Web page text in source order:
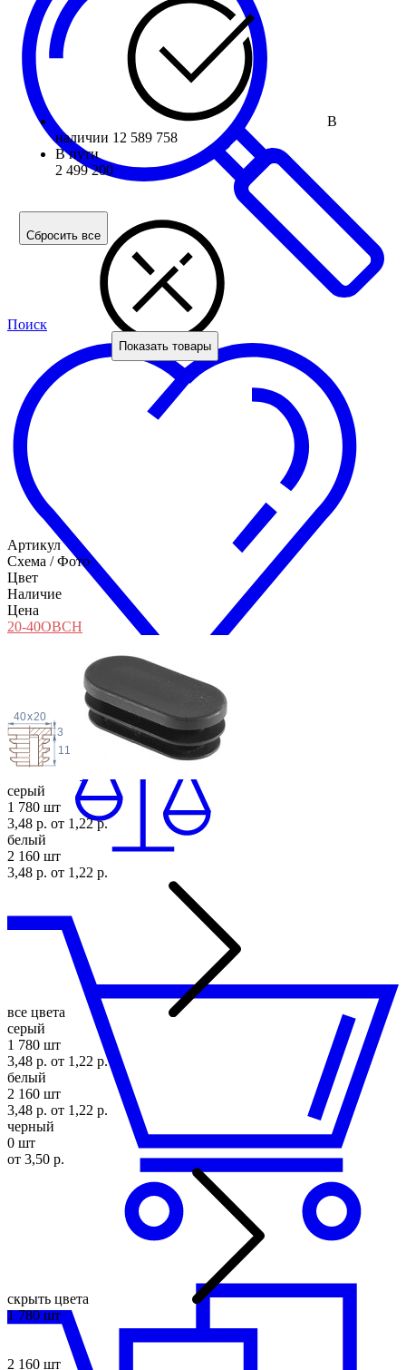
Поиск
В
наличии 12 589 758
В пути
2 499 200
Сбросить все
Показать товары
Артикул
Схема / Фото
Цвет
Наличие
Цена
20-40ОВСН
3
11
20
x
40
серый
1 780 шт
3,48 р. от 1,22 р.
белый
2 160 шт
3,48 р. от 1,22 р.
все цвета
серый
1 780 шт
3,48 р. от 1,22 р.
белый
2 160 шт
3,48 р. от 1,22 р.
черный
0 шт
от 3,50 р.
скрыть цвета
1 780 шт
2 160 шт